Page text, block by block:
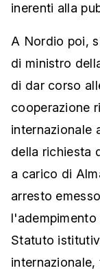
inerenti alla
A Nordio poi,
di ministro
di dar corso
cooperazione
internazionale
della richiesta
a carico di
arresto
Statuto